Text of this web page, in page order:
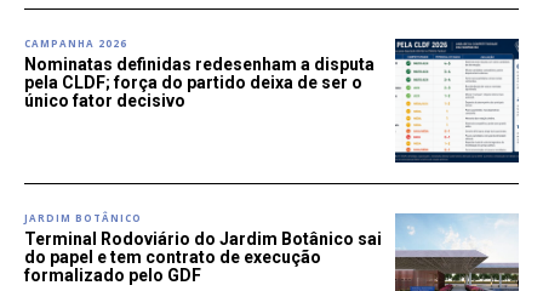
CAMPANHA 2026
Nominatas definidas redesenham a disputa
pela CLDF; força do partido deixa de ser o
único fator decisivo
JARDIM BOTÂNICO
Terminal Rodoviário do Jardim Botânico sai
do papel e tem contrato de execução
formalizado pelo GDF